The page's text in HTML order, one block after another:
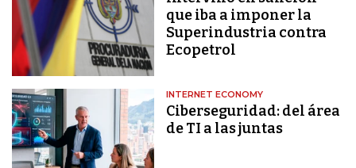
que iba a imponer la
Superindustria contra
Ecopetrol
INTERNET ECONOMY
Ciberseguridad: del área
de TI a las juntas